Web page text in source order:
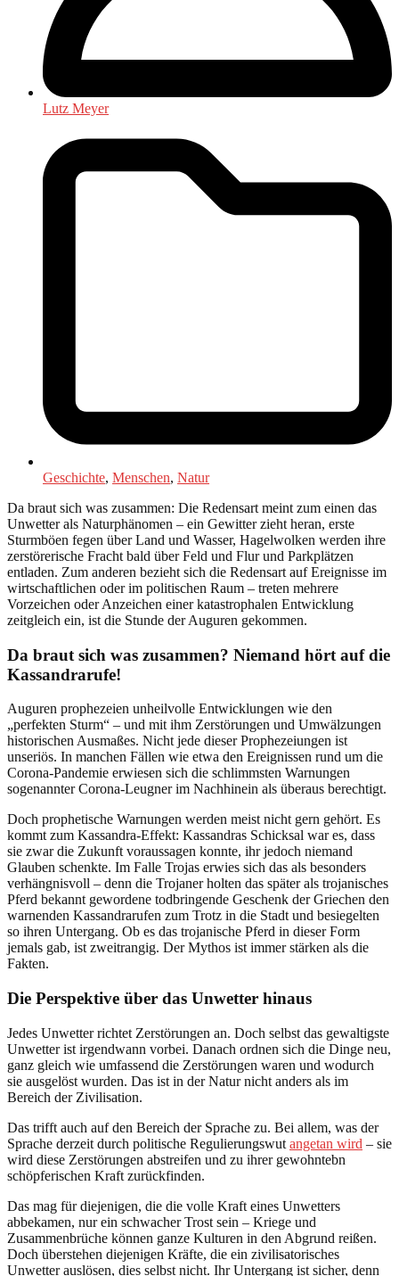
Lutz Meyer
Geschichte, Menschen, Natur
Da braut sich was zusammen: Die Redensart meint zum einen das
Unwetter als Naturphänomen – ein Gewitter zieht heran, erste
Sturmböen fegen über Land und Wasser, Hagelwolken werden ihre
zerstörerische Fracht bald über Feld und Flur und Parkplätzen
entladen. Zum anderen bezieht sich die Redensart auf Ereignisse im
wirtschaftlichen oder im politischen Raum – treten mehrere
Vorzeichen oder Anzeichen einer katastrophalen Entwicklung
zeitgleich ein, ist die Stunde der Auguren gekommen.
Da braut sich was zusammen? Niemand hört auf die
Kassandrarufe!
Auguren prophezeien unheilvolle Entwicklungen wie den
„perfekten Sturm“ – und mit ihm Zerstörungen und Umwälzungen
historischen Ausmaßes. Nicht jede dieser Prophezeiungen ist
unseriös. In manchen Fällen wie etwa den Ereignissen rund um die
Corona-Pandemie erwiesen sich die schlimmsten Warnungen
sogenannter Corona-Leugner im Nachhinein als überaus berechtigt.
Doch prophetische Warnungen werden meist nicht gern gehört. Es
kommt zum Kassandra-Effekt: Kassandras Schicksal war es, dass
sie zwar die Zukunft voraussagen konnte, ihr jedoch niemand
Glauben schenkte. Im Falle Trojas erwies sich das als besonders
verhängnisvoll – denn die Trojaner holten das später als trojanisches
Pferd bekannt gewordene todbringende Geschenk der Griechen den
warnenden Kassandrarufen zum Trotz in die Stadt und besiegelten
so ihren Untergang. Ob es das trojanische Pferd in dieser Form
jemals gab, ist zweitrangig. Der Mythos ist immer stärken als die
Fakten.
Die Perspektive über das Unwetter hinaus
Jedes Unwetter richtet Zerstörungen an. Doch selbst das gewaltigste
Unwetter ist irgendwann vorbei. Danach ordnen sich die Dinge neu,
ganz gleich wie umfassend die Zerstörungen waren und wodurch
sie ausgelöst wurden. Das ist in der Natur nicht anders als im
Bereich der Zivilisation.
Das trifft auch auf den Bereich der Sprache zu. Bei allem, was der
Sprache derzeit durch politische Regulierungswut angetan wird – sie
wird diese Zerstörungen abstreifen und zu ihrer gewohntebn
schöpferischen Kraft zurückfinden.
Das mag für diejenigen, die die volle Kraft eines Unwetters
abbekamen, nur ein schwacher Trost sein – Kriege und
Zusammenbrüche können ganze Kulturen in den Abgrund reißen.
Doch überstehen diejenigen Kräfte, die ein zivilisatorisches
Unwetter auslösen, dies selbst nicht. Ihr Untergang ist sicher, denn